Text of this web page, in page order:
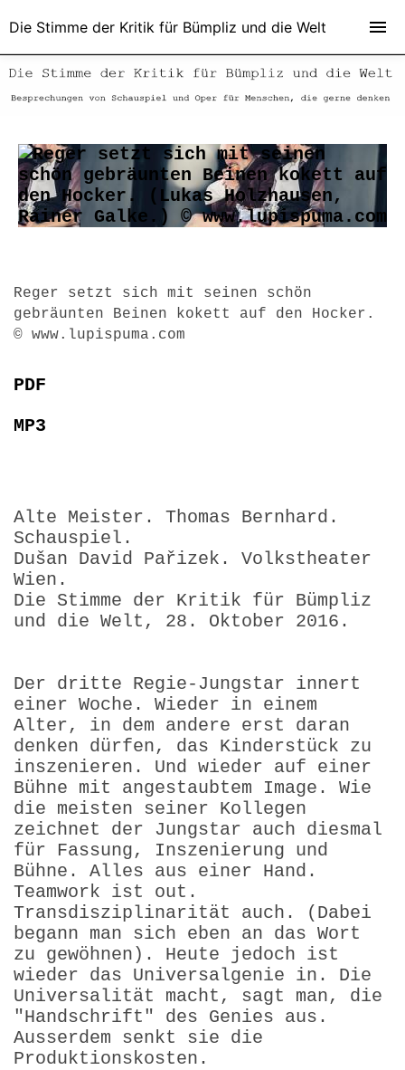
Reger setzt sich mit seinen schön
gebräunten Beinen kokett auf den Hocker.
© www.lupispuma.com
PDF
MP3
Alte Meister. Thomas Bernhard.
Schauspiel.
Dušan David Pařizek. Volkstheater
Wien.
Die Stimme der Kritik für Bümpliz
und die Welt, 28. Oktober 2016.
Der dritte Regie-Jungstar innert
einer Woche. Wieder in einem
Alter, in dem andere erst daran
denken dürfen, das Kinderstück zu
inszenieren. Und wieder auf einer
Bühne mit angestaubtem Image. Wie
die meisten seiner Kollegen
zeichnet der Jungstar auch diesmal
für Fassung, Inszenierung und
Bühne. Alles aus einer Hand.
Teamwork ist out.
Transdisziplinarität auch. (Dabei
begann man sich eben an das Wort
zu gewöhnen). Heute jedoch ist
wieder das Universalgenie in. Die
Universalität macht, sagt man, die
"Handschrift" des Genies aus.
Ausserdem senkt sie die
Produktionskosten.
Die Stimme der Kritik für Bümpliz und die Welt